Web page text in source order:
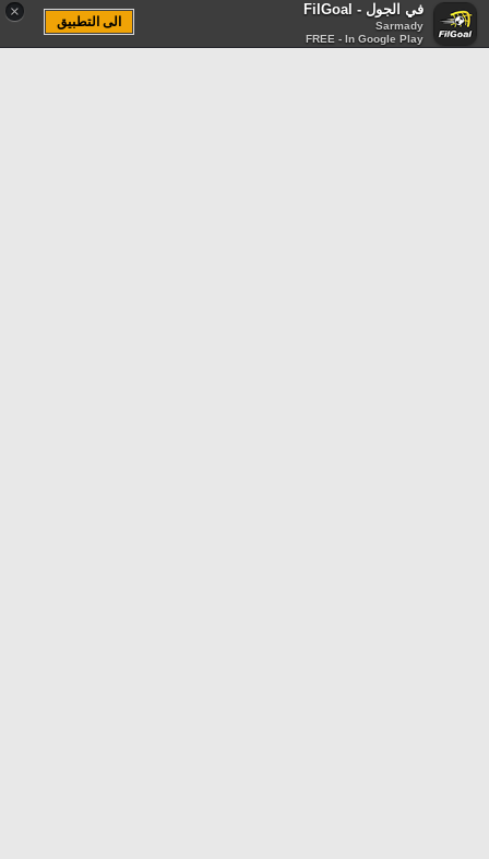
× في الجول - FilGoal
Sarmady
FREE - In Google Play
الى التطبيق